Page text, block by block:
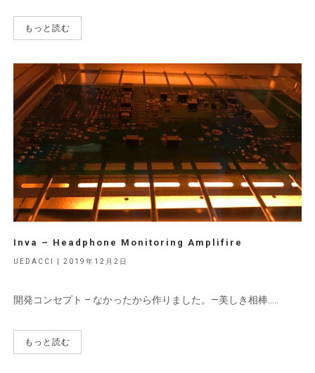
もっと読む
Inva – Headphone Monitoring Amplifire
UEDACCI | 2019年12月2日
開発コンセプト – なかったから作りました。—美しき相棒…..
もっと読む